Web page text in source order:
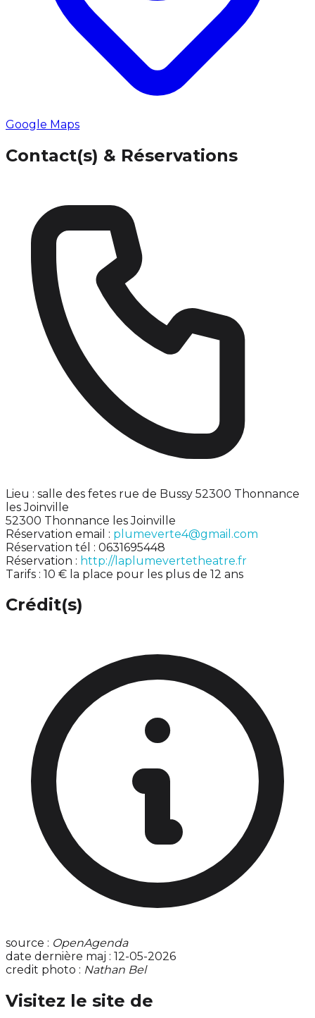
Google Maps
Contact(s) & Réservations
Lieu : salle des fetes rue de Bussy 52300 Thonnance
les Joinville
52300 Thonnance les Joinville
Réservation email : plumeverte4@gmail.com
Réservation tél : 0631695448
Réservation : http://laplumevertetheatre.fr
Tarifs : 10 € la place pour les plus de 12 ans
Crédit(s)
source : OpenAgenda
date dernière maj : 12-05-2026
credit photo : Nathan Bel
Visitez le site de